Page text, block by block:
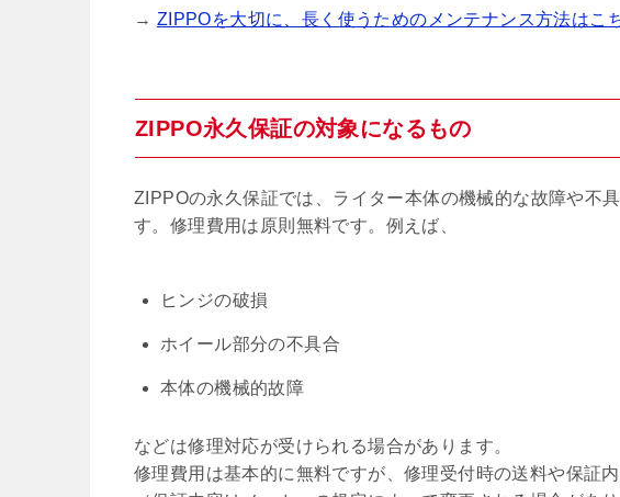
→ ZIPPOを大切に、長く使うためのメンテナンス方法はこ
ZIPPO永久保証の対象になるもの
ZIPPOの永久保証では、ライター本体の機械的な故障や不
す。修理費用は原則無料です。例えば、
ヒンジの破損
ホイール部分の不具合
本体の機械的故障
などは修理対応が受けられる場合があります。
修理費用は基本的に無料ですが、修理受付時の送料や保証